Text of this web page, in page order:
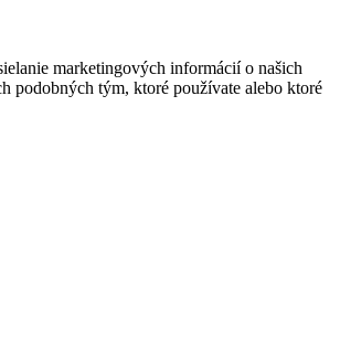
marketingových informácií o našich
podobných tým, ktoré používate alebo ktoré